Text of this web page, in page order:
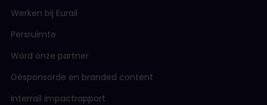
Werken bij Eurail
Persruimte
Word onze partner
Gesponsorde en branded content
Interrail impactrapport